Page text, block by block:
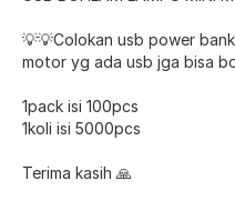
💡💡Colokan usb power
motor yg ada usb jga bisa
1pack isi 100pcs
1koli isi 5000pcs
Terima kasih 🙏